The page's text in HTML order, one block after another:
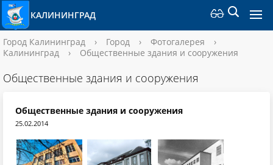
КАЛИНИНГРАД
Город Калининград › Город › Фотогалерея
›
Калининград
› Общественные здания и сооружения
Общественные здания и сооружения
Общественные здания и сооружения
25.02.2014